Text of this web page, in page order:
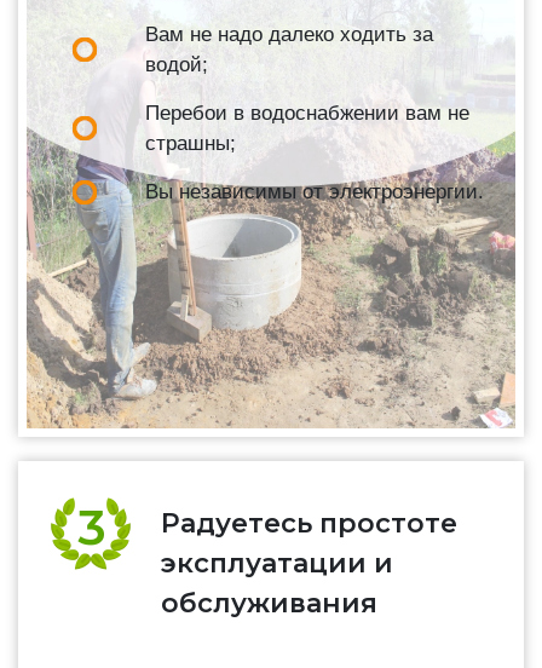
Вам не надо далеко ходить за
водой;
Перебои в водоснабжении вам не
страшны;
Вы независимы от электроэнергии.
Радуетесь простоте
эксплуатации и
обслуживания